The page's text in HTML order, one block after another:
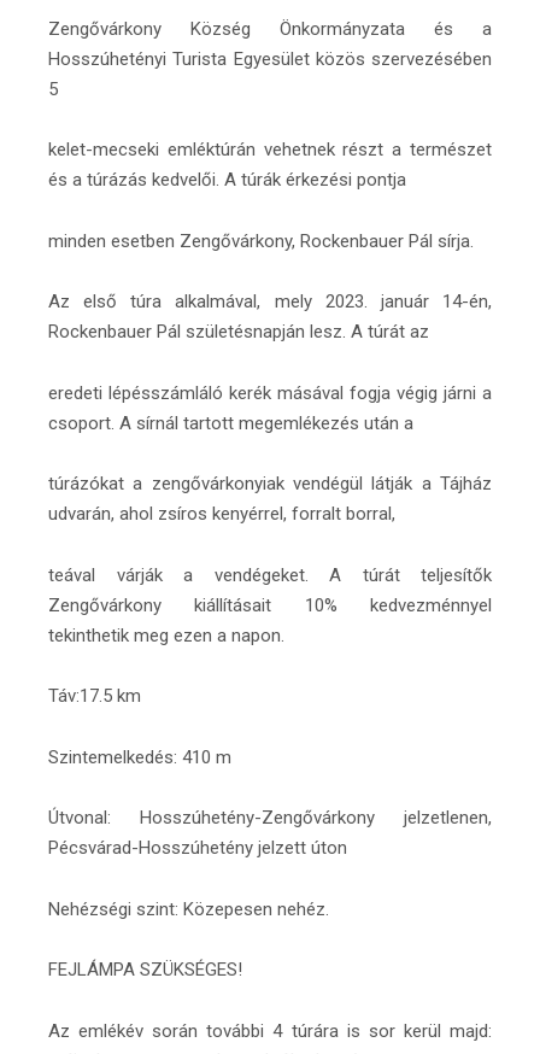
Zengővárkony Község Önkormányzata és a
Hosszúhetényi Turista Egyesület közös szervezésében
5
kelet-mecseki emléktúrán vehetnek részt a természet
és a túrázás kedvelői. A túrák érkezési pontja
minden esetben Zengővárkony, Rockenbauer Pál sírja.
Az első túra alkalmával, mely 2023. január 14-én,
Rockenbauer Pál születésnapján lesz. A túrát az
eredeti lépésszámláló kerék másával fogja végig járni a
csoport. A sírnál tartott megemlékezés után a
túrázókat a zengővárkonyiak vendégül látják a Tájház
udvarán, ahol zsíros kenyérrel, forralt borral,
teával várják a vendégeket. A túrát teljesítők
Zengővárkony kiállításait 10% kedvezménnyel
tekinthetik meg ezen a napon.
Táv:17.5 km
Szintemelkedés: 410 m
Útvonal: Hosszúhetény-Zengővárkony jelzetlenen,
Pécsvárad-Hosszúhetény jelzett úton
Nehézségi szint: Közepesen nehéz.
FEJLÁMPA SZÜKSÉGES!
Az emlékév során további 4 túrára is sor kerül majd: